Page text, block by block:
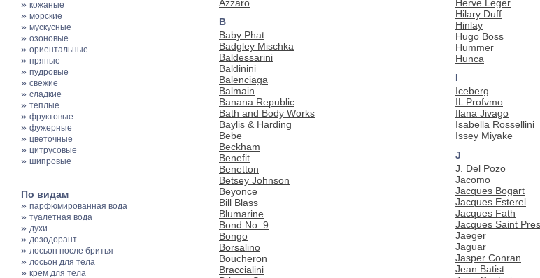
» кожаные
» морские
» мускусные
» озоновые
» ориентальные
» пряные
» пудровые
» свежие
» сладкие
» теплые
» фруктовые
» фужерные
» цветочные
» цитрусовые
» шипровые
По видам
» парфюмированная вода
» туалетная вода
» духи
» дезодорант
» лосьон после бритья
» лосьон для тела
» крем для тела
Azzaro
B
Baby Phat
Badgley Mischka
Baldessarini
Baldinini
Balenciaga
Balmain
Banana Republic
Bath and Body Works
Baylis & Harding
Bebe
Beckham
Benefit
Benetton
Betsey Johnson
Beyonce
Bill Blass
Blumarine
Bond No. 9
Bongo
Borsalino
Boucheron
Braccialini
Herve Leger
Hilary Duff
Hinlay
Hugo Boss
Hummer
Hunca
I
Iceberg
IL Profvmo
Ilana Jivago
Isabella Rossellini
Issey Miyake
J
J. Del Pozo
Jacomo
Jacques Bogart
Jacques Esterel
Jacques Fath
Jacques Saint Pres
Jaeger
Jaguar
Jasper Conran
Jean Batist